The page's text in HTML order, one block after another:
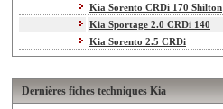
Kia Sorento CRDi 170 Shilton
Kia Sportage 2.0 CRDi 140
Kia Sorento 2.5 CRDi
Dernières fiches techniques Kia